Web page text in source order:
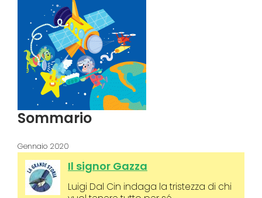
Sommario
Gennaio 2020
Il signor Gazza
Luigi Dal Cin indaga la tristezza di chi